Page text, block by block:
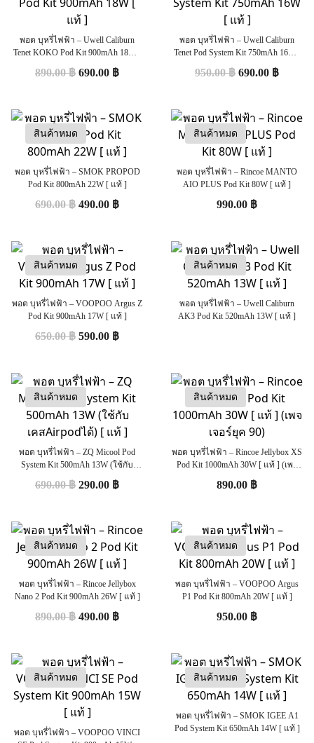
พอต บุหรี่ไฟฟ้า – Uwell Caliburn
Tenet KOKO Pod Kit 900mAh 18W [
890.00฿ 690.00 ฿
พอต บุหรี่ไฟฟ้า – Uwell Caliburn
Tenet Pod System Kit 750mAh 16W [
950.00฿ 690.00 ฿
สินค้าหมด
พอต บุหรี่ไฟฟ้า – SMOK PROPOD
Pod Kit 800mAh 22W [ แท้ ]
690.00฿ 490.00 ฿
สินค้าหมด
พอต บุหรี่ไฟฟ้า – Rincoe MANTO
AIO PLUS Pod Kit 80W [ แท้ ]
990.00 ฿
สินค้าหมด
พอต บุหรี่ไฟฟ้า – VOOPOO Argus Z
Pod Kit 900mAh 17W [ แท้ ]
650.00฿ 590.00 ฿
สินค้าหมด
พอต บุหรี่ไฟฟ้า – Uwell Caliburn
AK3 Pod Kit 520mAh 13W [ แท้ ]
สินค้าหมด
พอต บุหรี่ไฟฟ้า – ZQ Micool Pod
System Kit 500mAh 13W (ใช้กับ
690.00฿ 290.00 ฿
สินค้าหมด
พอต บุหรี่ไฟฟ้า – Rincoe Jellybox XS
Pod Kit 1000mAh 30W [ แท้ ] (เพจ
890.00 ฿
สินค้าหมด
พอต บุหรี่ไฟฟ้า – Rincoe Jellybox
Nano 2 Pod Kit 900mAh 26W [ แท้ ]
890.00฿ 490.00 ฿
สินค้าหมด
พอต บุหรี่ไฟฟ้า – VOOPOO Argus
P1 Pod Kit 800mAh 20W [ แท้ ]
950.00 ฿
สินค้าหมด
พอต บุหรี่ไฟฟ้า – VOOPOO VINCI
สินค้าหมด
พอต บุหรี่ไฟฟ้า – SMOK IGEE A1
Pod System Kit 650mAh 14W [ แท้ ]